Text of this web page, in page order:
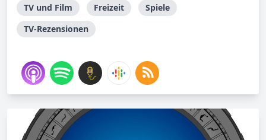
TV und Film Freizeit
Spiele
TV-Rezensionen